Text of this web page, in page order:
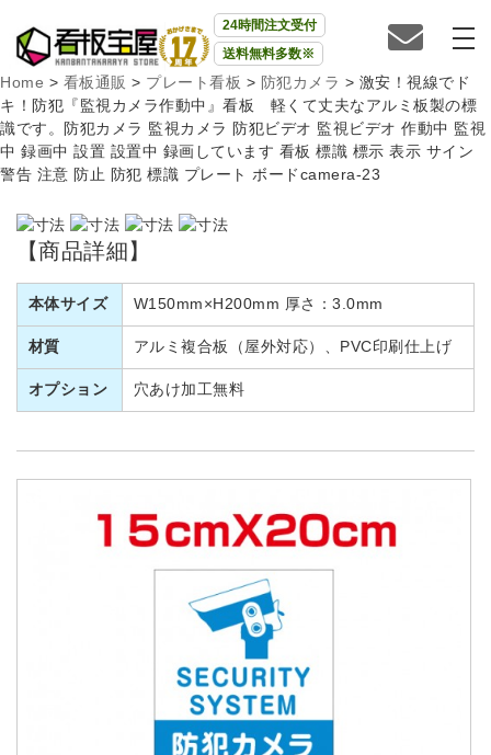
24時間注文受付
送料無料多数※
Home > 看板通販 > プレート看板 > 防犯カメラ > 激安！視線でド
キ！防犯『監視カメラ作動中』看板 軽くて丈夫なアルミ板製の標
識です。防犯カメラ 監視カメラ 防犯ビデオ 監視ビデオ 作動中 監視
中 録画中 設置 設置中 録画しています 看板 標識 標示 表示 サイン
警告 注意 防止 防犯 標識 プレート ボードcamera-23
【商品詳細】
本体サイズ W150mm×H200mm 厚さ：3.0mm
材質 アルミ複合板（屋外対応）、PVC印刷仕上げ
オプション 穴あけ加工無料